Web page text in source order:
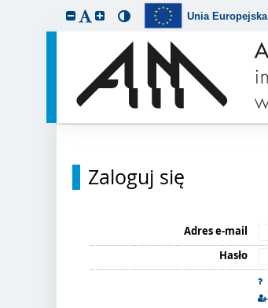
Unia Europejska
Zaloguj się
Adres e-mail
Hasło